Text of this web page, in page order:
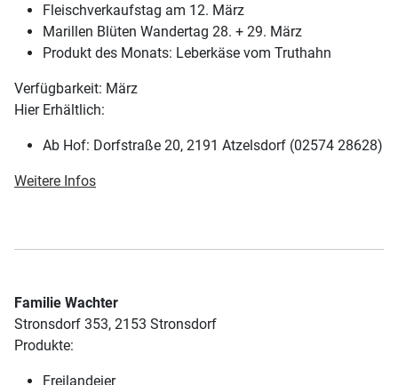
Fleischverkaufstag am 12. März
Marillen Blüten Wandertag 28. + 29. März
Produkt des Monats: Leberkäse vom Truthahn
Verfügbarkeit: März
Hier Erhältlich:
Ab Hof: Dorfstraße 20, 2191 Atzelsdorf (02574 28628)
Weitere Infos
Familie Wachter
Stronsdorf 353, 2153 Stronsdorf
Produkte:
Freilandeier